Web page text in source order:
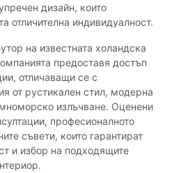
дизайн, които
отличителна индивидуалност.
на известната холандска
предоставя достъп
отличаващи се с
от рустикален стил, модерна
излъчване. Оценени
професионалното
съвети, които гарантират
и избор на подходящите